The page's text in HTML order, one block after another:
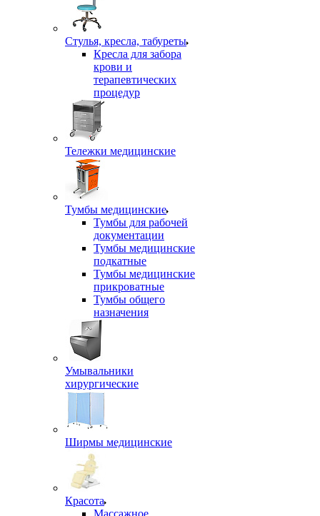
Стулья, кресла, табуреты
Кресла для забора
крови и
терапевтических
процедур
Тележки медицинские
Тумбы медицинские
Тумбы для рабочей
документации
Тумбы медицинские
подкатные
Тумбы медицинские
прикроватные
Тумбы общего
назначения
Умывальники
хирургические
Ширмы медицинские
Красота
Массажное